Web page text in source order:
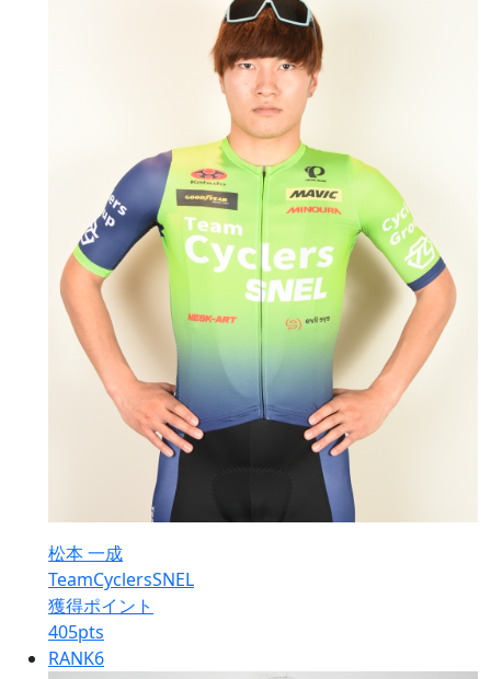
松本 一成
TeamCyclersSNEL
獲得ポイント
405pts
RANK6